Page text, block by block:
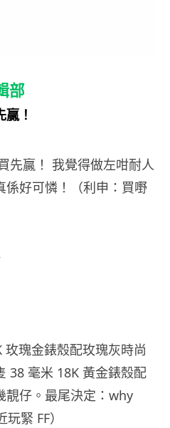
部
！
先贏！ 我覺得做左咁耐人
係好可憐！（利申：買嘢
瑰金錶殼配玫瑰灰時尚
38 毫米 18K 黃金錶殼配
靚仔。最尾決定：why
緊 FF）